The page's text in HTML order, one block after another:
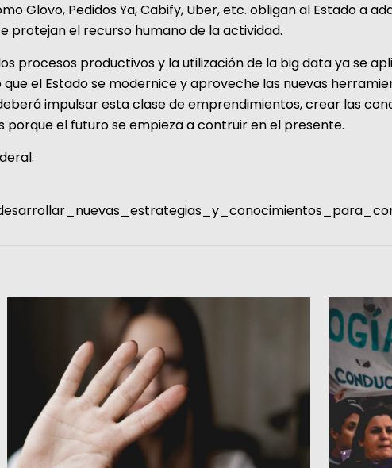
Glovo, Pedidos Ya, Cabify, Uber, etc. obligan al Estado a
protejan el recurso humano de la actividad.
procesos productivos y la utilización de la big data ya se
el Estado se modernice y aproveche las nuevas
impulsar esta clase de emprendimientos, crear las
el futuro se empieza a contruir en el presente.